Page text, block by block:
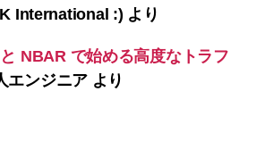
International :) より
NBAR で始める高度なトラフ
エンジニアより